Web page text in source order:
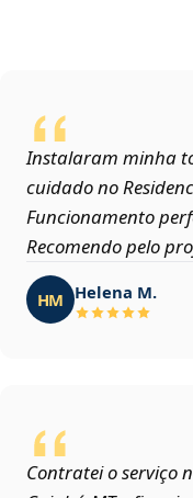
Instalaram minha
cuidado no
Funcionamento
Recomendo pelo
HM Helena M.
Contratei o serviço